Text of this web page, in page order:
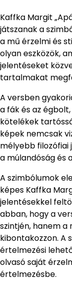
Kaffka Margit
játszanak a
a mű érzelmi és
olyan eszközök,
jelentéseket
tartalmakat
A versben
a fák és az
kötelékek
képek nemcsak
mélyebb filozófiai
a múlandóság és
A szimbólumok
képes Kaffka
jelentésekkel
abban, hogy a
szintjén, hanem
kibontakozzon. A
értelmezési
olvasó saját
értelmezésbe.